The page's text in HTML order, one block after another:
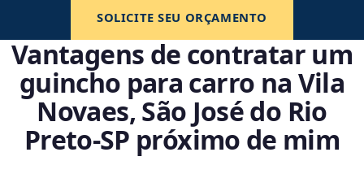
SOLICITE SEU ORÇAMENTO
Vantagens de contratar um
guincho para carro na Vila
Novaes, São José do Rio
Preto‑SP próximo de mim